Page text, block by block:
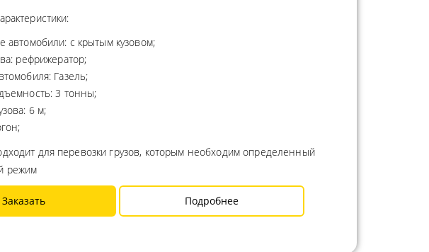
автомобили: с крытым кузовом;
рефрижератор;
Газель;
3 тонны;
6 м;
для перевозки грузов, которым необходим определенный
режим
Заказать Подробнее